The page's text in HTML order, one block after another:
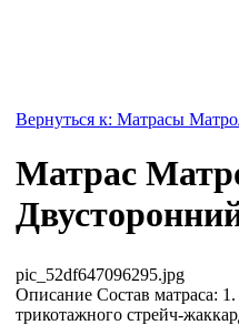
Вернуться к: Матрасы
Матрас
pic_52df647096295.jpg
Описание Состав матраса:
трикотажного стрейч-